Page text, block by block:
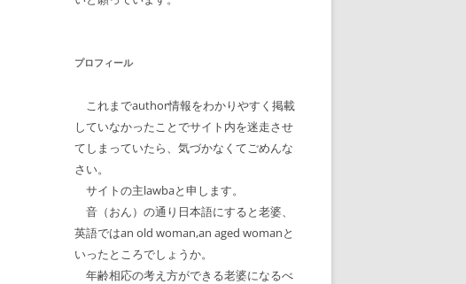
プロフィール
これまでauthor情報をわかりやすく掲載
していなかったことでサイト内を迷走させ
てしまっていたら、気づかなくてごめんな
さい。
サイトの主lawbaと申します。
音（おん）の通り日本語にすると老婆、
英語ではan old woman,an aged womanと
いったところでしょうか。
年齢相応の考え方ができる老婆になるべ